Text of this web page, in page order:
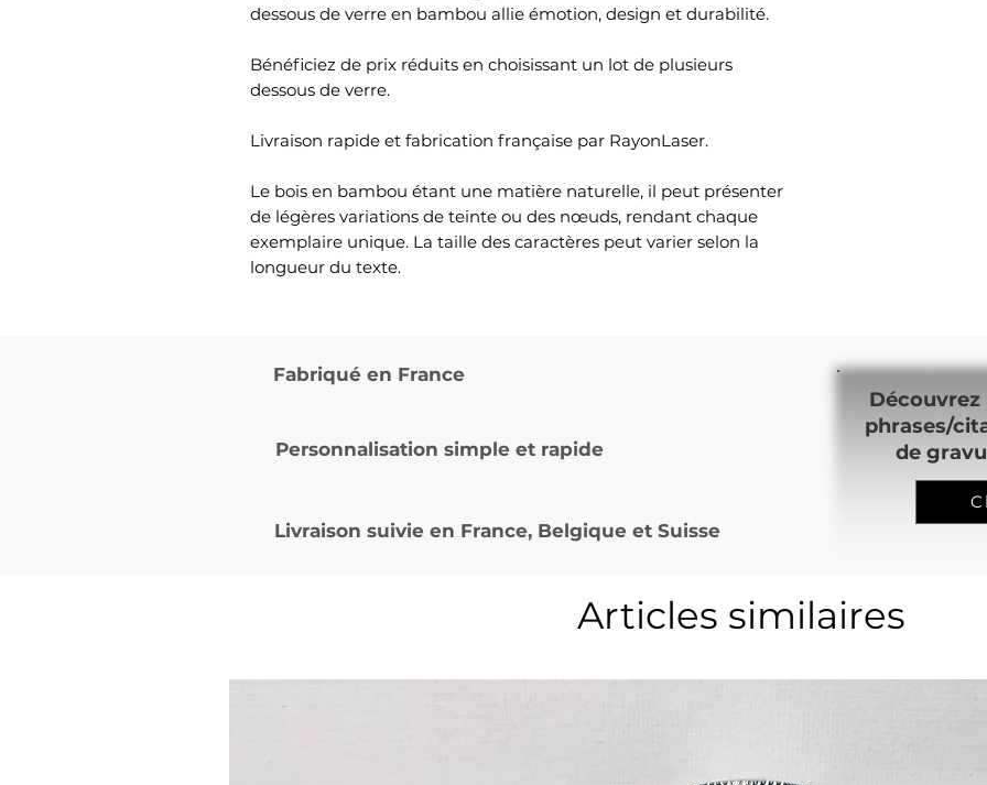
dessous de verre en bambou allie émotion, design et durabilité.
Bénéficiez de prix réduits en choisissant un lot de plusieurs
dessous de verre.
Livraison rapide et fabrication française par RayonLaser.
Le bois en bambou étant une matière naturelle, il peut présenter
de légères variations de teinte ou des nœuds, rendant chaque
exemplaire unique. La taille des caractères peut varier selon la
longueur du texte.
Fabriqué en France
Personnalisation simple et rapide
Livraison suivie en France, Belgique et Suisse
phrases/
de
Articles similaires